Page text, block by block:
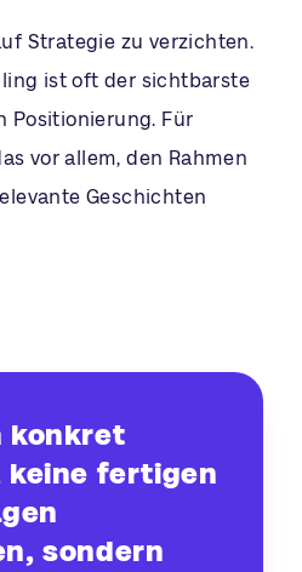
Strategie zu verzichten.
ist oft der sichtbarste
Positionierung. Für
vor allem, den Rahmen
Geschichten
konkret
keine fertigen
sondern